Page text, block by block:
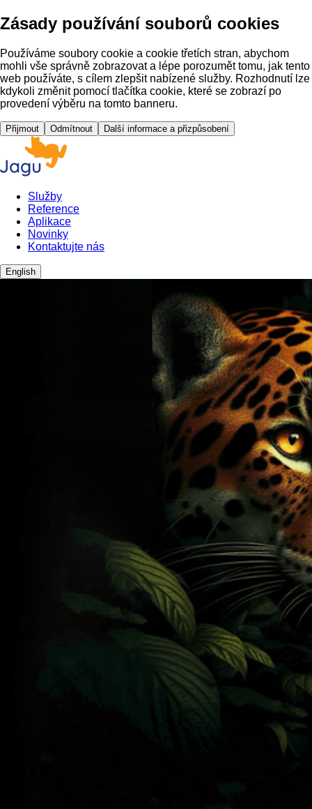
Zásady používání souborů cookies
Používáme soubory cookie a cookie třetích stran, abychom
mohli vše správně zobrazovat a lépe porozumět tomu, jak tento
web používáte, s cílem zlepšit nabízené služby. Rozhodnutí lze
kdykoli změnit pomocí tlačítka cookie, které se zobrazí po
provedení výběru na tomto banneru.
Přijmout Odmítnout Další informace a přizpůsobení
Služby
Reference
Aplikace
Novinky
Kontaktujte nás
English